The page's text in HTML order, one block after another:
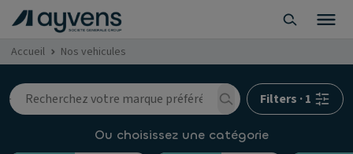
Accueil Nos vehicules
Filters ·1
Ou choisissez une catégorie